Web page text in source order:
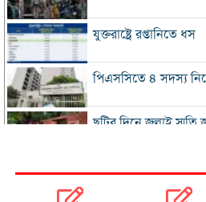
যুক্তরাষ্ট্রে রপ্তানিতে ধস
পিএসসিতে ৪ সদস্য
ছুটির দিনে জুলাই স্মৃতি